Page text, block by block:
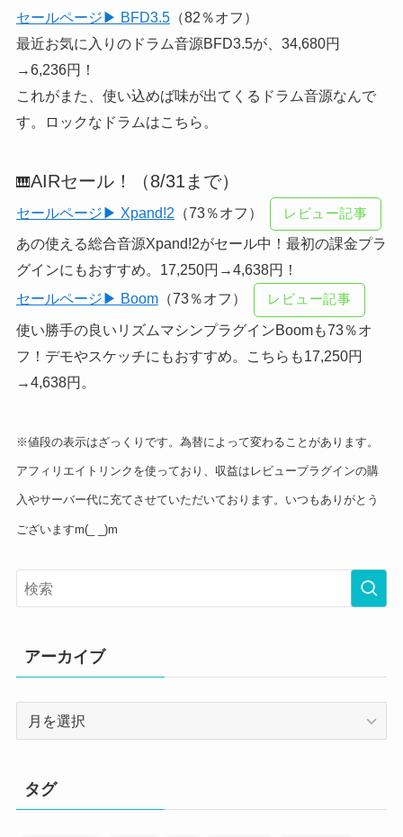
セールページ▶ BFD3.5（82％オフ）
最近お気に入りのドラム音源BFD3.5が、34,680円
→6,236円！
これがまた、使い込めば味が出てくるドラム音源なんで
す。ロックなドラムはこちら。
🎹AIRセール！（8/31まで）
セールページ▶ Xpand!2 （73％オフ） レビュー記事
あの使える総合音源Xpand!2がセール中！最初の課金プラ
グインにもおすすめ。17,250円→4,638円！
セールページ▶ Boom（73％オフ） レビュー記事
使い勝手の良いリズムマシンプラグインBoomも73％オ
フ！デモやスケッチにもおすすめ。こちらも17,250円
→4,638円。
※値段の表示はざっくりです。為替によって変わることがあります。
アフィリエイトリンクを使っており、収益はレビュープラグインの購
入やサーバー代に充てさせていただいております。いつもありがとう
ございますm(_ _)m
アーカイブ
ブ
タグ